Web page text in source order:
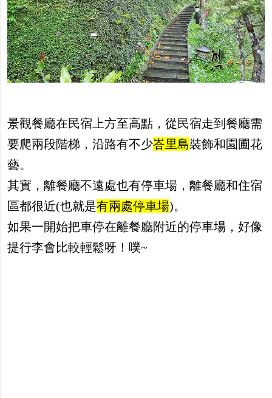
景觀餐廳在民宿上方至高點，從民宿走到餐廳需
要爬兩段階梯，沿路有不少峇里島裝飾和園圃花
藝。
其實，離餐廳不遠處也有停車場，離餐廳和住宿
區都很近(也就是有兩處停車場)。
如果一開始把車停在離餐廳附近的停車場，好像
提行李會比較輕鬆呀！噗~